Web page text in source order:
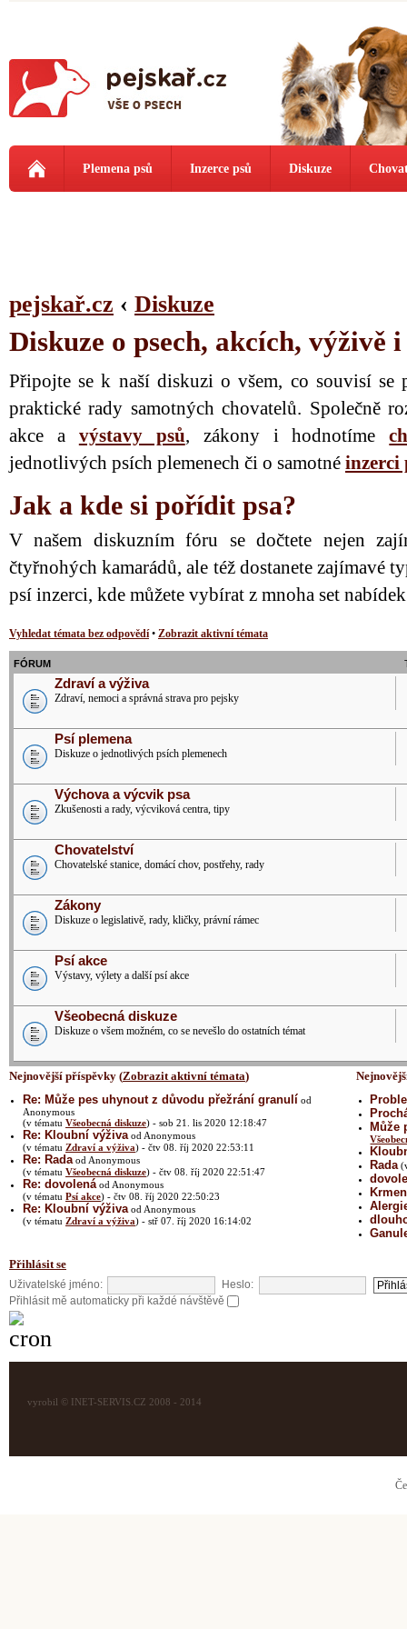
Plemena psů Inzerce psů Diskuze
pejskař.cz ‹ Diskuze
Diskuze o psech, akcích, výživě
Připojte se k naší diskuzi o všem, co souvisí se
praktické rady samotných chovatelů. Společně
akce a výstavy psů, zákony i hodnotíme
jednotlivých psích plemenech či o samotné inzerci
Jak a kde si pořídit psa?
V našem diskuzním fóru se dočtete nejen
čtyřnohých kamarádů, ale též dostanete zajímavé
psí inzerci, kde můžete vybírat z mnoha set
Vyhledat témata bez odpovědí• Zobrazit aktivní témata
FÓRUM
Zdraví a výživa
Zdraví, nemoci a správná strava pro pejsky
Psí plemena
Diskuze o jednotlivých psích plemenech
Výchova a výcvik psa
Zkušenosti a rady, výcviková centra, tipy
Chovatelství
Chovatelské stanice, domácí chov, postřehy, rady
Zákony
Diskuze o legislativě, rady, kličky, právní rámec
Psí akce
Výstavy, výlety a další psí akce
Všeobecná diskuze
Diskuze o všem možném, co se nevešlo do ostatních témat
Nejnovější příspěvky (Zobrazit aktivní témata)
Re: Může pes uhynout z důvodu přežrání granulí od
Anonymous
(v tématu Všeobecná diskuze) - sob 21. lis 2020 12:18:47
Re: Kloubní výživa od Anonymous
(v tématu Zdraví a výživa) - čtv 08. říj 2020 22:53:11
Re: Rada od Anonymous
(v tématu Všeobecná diskuze) - čtv 08. říj 2020 22:51:47
Re: dovolená od Anonymous
(v tématu Psí akce) - čtv 08. říj 2020 22:50:23
Re: Kloubní výživa od Anonymous
(v tématu Zdraví a výživa) - stř 07. říj 2020 16:14:02
Může
Rada
Přihlásit se
Uživatelské jméno:
Heslo:
Přihlásit mě automaticky při každé návštěvě
vyrobil © INET-SERVIS.CZ 2008 - 2014